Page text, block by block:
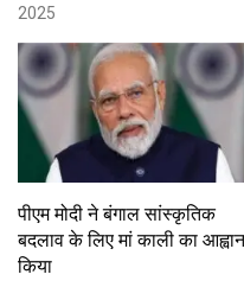
2025
पीएम मोदी ने बंगाल सांस्कृतिक
बदलाव के लिए मां काली का आह्वान
किया